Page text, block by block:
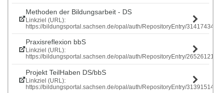
Methoden der Bildungsarbeit - DS
Linkziel (URL):
https://bildungsportal.sachsen.de/opal/auth/RepositoryEntry/
Praxisreflexion bbS
Linkziel (URL):
https://bildungsportal.sachsen.de/opal/auth/RepositoryEntry/
Projekt TeilHaben DS/bbS
Linkziel (URL):
https://bildungsportal.sachsen.de/opal/auth/RepositoryEntry/